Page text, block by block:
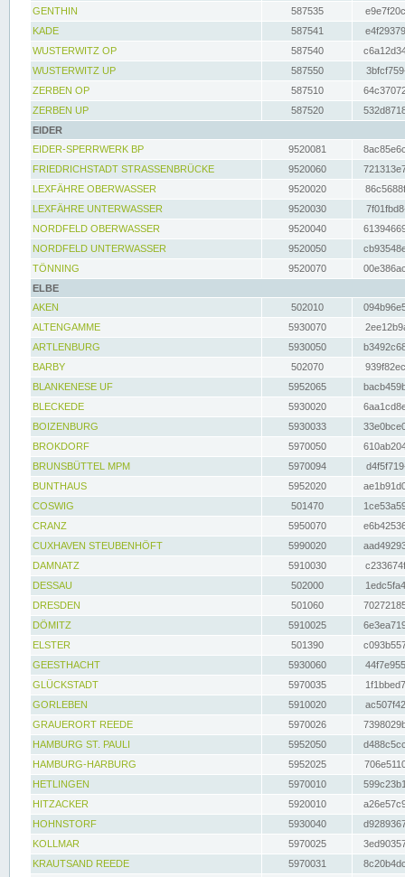
GENTHIN
587535
KADE
587541
WUSTERWITZ OP
587540
WUSTERWITZ UP
587550
ZERBEN OP
587510
ZERBEN UP
587520
EIDER
EIDER-SPERRWERK BP
9520081
FRIEDRICHSTADT STRASSENBRÜCKE
9520060
LEXFÄHRE OBERWASSER
9520020
LEXFÄHRE UNTERWASSER
9520030
NORDFELD OBERWASSER
9520040
NORDFELD UNTERWASSER
9520050
TÖNNING
9520070
ELBE
AKEN
502010
ALTENGAMME
5930070
ARTLENBURG
5930050
BARBY
502070
BLANKENESE UF
5952065
BLECKEDE
5930020
BOIZENBURG
5930033
BROKDORF
5970050
BRUNSBÜTTEL MPM
5970094
BUNTHAUS
5952020
COSWIG
501470
CRANZ
5950070
CUXHAVEN STEUBENHÖFT
5990020
DAMNATZ
5910030
DESSAU
502000
DRESDEN
501060
DÖMITZ
5910025
ELSTER
501390
GEESTHACHT
5930060
GLÜCKSTADT
5970035
GORLEBEN
5910020
GRAUERORT REEDE
5970026
HAMBURG ST. PAULI
5952050
HAMBURG-HARBURG
5952025
HETLINGEN
5970010
HITZACKER
5920010
HOHNSTORF
5930040
KOLLMAR
5970025
KRAUTSAND REEDE
5970031